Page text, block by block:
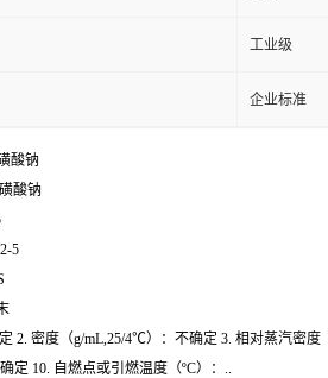
工业级
企业标准
酸钠
酸钠
5
2. 密度（g/mL,25/4℃）：不确定 3. 相对蒸汽密度
定 10. 自燃点或引燃温度（ºC）：..